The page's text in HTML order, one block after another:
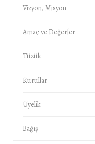
Vizyon, Misyon
Amaç ve Değerler
Tüzük
Kurullar
Üyelik
Bağış